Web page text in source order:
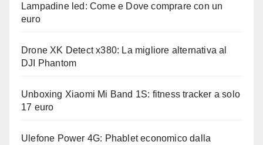
Lampadine led: Come e Dove comprare con un
euro
Drone XK Detect x380: La migliore alternativa al
DJI Phantom
Unboxing Xiaomi Mi Band 1S: fitness tracker a solo
17 euro
Ulefone Power 4G: Phablet economico dalla